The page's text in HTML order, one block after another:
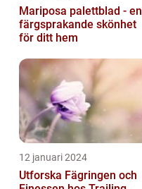
Mariposa palettblad - en
färgsprakande skönhet
för ditt hem
12 januari 2024
Utforska Fägringen och